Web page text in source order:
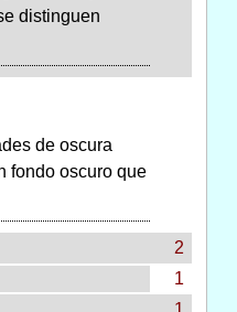
distinguen
de oscura
fondo oscuro que
2
1